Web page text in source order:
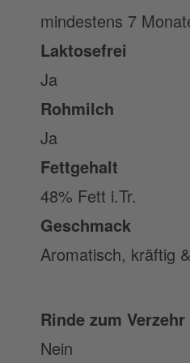
mindestens 7
Laktosefrei
Ja
Rohmilch
Ja
Fettgehalt
48% Fett i.Tr.
Geschmack
Aromatisch, kräftig
Rinde zum
Nein